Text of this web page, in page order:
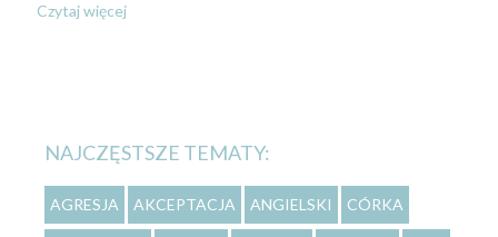
Czytaj więcej
NAJCZĘSTSZE TEMATY:
AGRESJA AKCEPTACJA ANGIELSKI CÓRKA